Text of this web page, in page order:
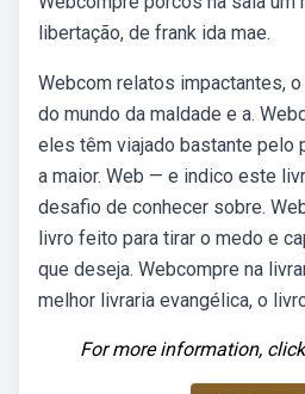
libertação, de frank ida mae.
Webcom relatos impactantes,
do mundo da maldade e a.
eles têm viajado bastante pelo
a maior. Web — e indico este
desafio de conhecer sobre.
livro feito para tirar o medo e
que deseja. Webcompre na
melhor livraria evangélica, o
For more information,